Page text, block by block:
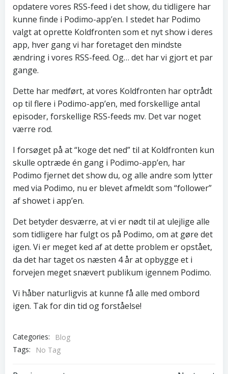
opdatere vores RSS-feed i det show, du tidligere har
kunne finde i Podimo-app’en. I stedet har Podimo
valgt at oprette Koldfronten som et nyt show i deres
app, hver gang vi har foretaget den mindste
ændring i vores RSS-feed. Og… det har vi gjort et par
gange.
Dette har medført, at vores Koldfronten har optrådt
op til flere i Podimo-app’en, med forskellige antal
episoder, forskellige RSS-feeds mv. Det var noget
værre rod.
I forsøget på at “koge det ned” til at Koldfronten kun
skulle optræde én gang i Podimo-app’en, har
Podimo fjernet det show du, og alle andre som lytter
med via Podimo, nu er blevet afmeldt som “follower”
af showet i app’en.
Det betyder desværre, at vi er nødt til at ulejlige alle
som tidligere har fulgt os på Podimo, om at gøre det
igen. Vi er meget ked af at dette problem er opstået,
da det har taget os næsten 4 år at opbygge et i
forvejen meget snævert publikum igennem Podimo.
Vi håber naturligvis at kunne få alle med ombord
igen. Tak for din tid og forståelse!
Categories:
Blog
Tags:
No Tag